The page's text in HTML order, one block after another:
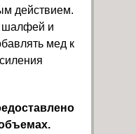
действием.
шалфей и
мед к